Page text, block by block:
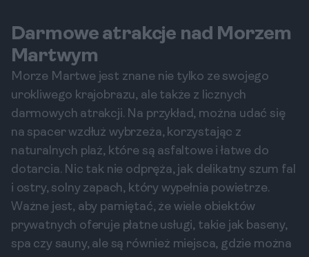
Darmowe atrakcje nad Morzem
Martwym
Morze Martwe jest znane nie tylko ze swojego
urokliwego krajobrazu, ale także z licznych
darmowych atrakcji. Na przykład, można udać się
na spacer wzdłuż wybrzeża, korzystając z
naturalnych plaż, które są asfaltowe i łatwe do
dotarcia. Nic tak nie odpręża, jak delikatny szum fal
i ostry, solny zapach, który wypełnia powietrze.
Ważne jest, aby pamiętać, że wiele obiektów
prywatnych oferuje płatne usługi, takie jak baseny,
spa czy sauny, ale są również miejsca, gdzie można